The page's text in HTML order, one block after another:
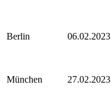
Berlin 06.02.2023
München 27.02.2023